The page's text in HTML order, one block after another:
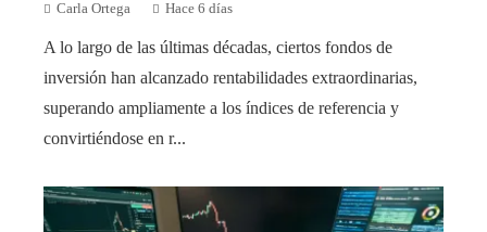
Carla Ortega Hace 6 días
A lo largo de las últimas décadas, ciertos fondos de
inversión han alcanzado rentabilidades extraordinarias,
superando ampliamente a los índices de referencia y
convirtiéndose en r...